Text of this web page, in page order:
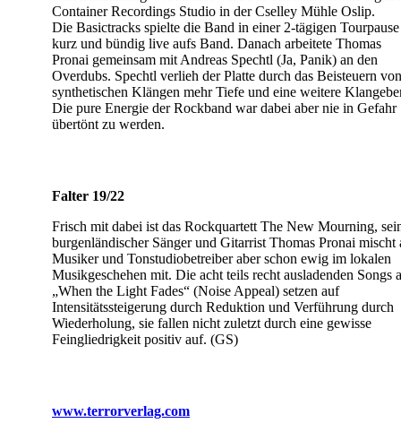
Container Recordings Studio in der Cselley Mühle Oslip.
Die Basictracks spielte die Band in einer 2-tägigen Tourpause
kurz und bündig live aufs Band. Danach arbeitete Thomas
Pronai gemeinsam mit Andreas Spechtl (Ja, Panik) an den
Overdubs. Spechtl verlieh der Platte durch das Beisteuern von
synthetischen Klängen mehr Tiefe und eine weitere
Die pure Energie der Rockband war dabei aber nie in Gefahr
übertönt zu werden.
Falter 19/22
Frisch mit dabei ist das Rockquartett The New Mourning,
burgenländischer Sänger und Gitarrist Thomas Pronai mischt
Musiker und Tonstudiobetreiber aber schon ewig im lokalen
Musikgeschehen mit. Die acht teils recht ausladenden Songs
„When the Light Fades“ (Noise Appeal) setzen auf
Intensitätssteigerung durch Reduktion und Verführung durch
Wiederholung, sie fallen nicht zuletzt durch eine gewisse
Feingliedrigkeit positiv auf. (GS)
www.terrorverlag.com